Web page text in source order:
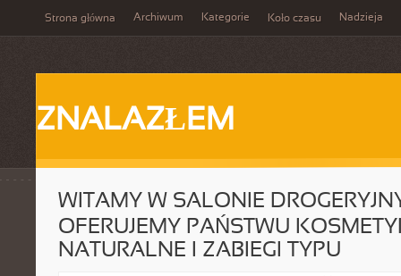
Strona główna Archiwum Kategorie Koło czasu Nadzieja
ZNALAZŁEM
WITAMY W SALONIE
OFERUJEMY PAŃSTWU
NATURALNE I ZABIEGI TYPU